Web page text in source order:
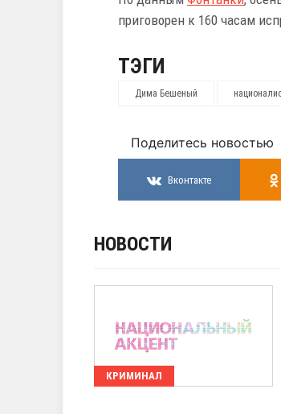
приговорен к 160 часам
ТЭГИ
Дима Бешеный
Поделитесь новостью
Вконтакте
НОВОСТИ
КРИМИНАЛ